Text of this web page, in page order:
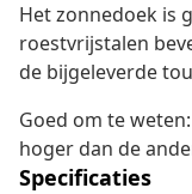
Het zonnedoek is
roestvrijstalen
de bijgeleverde
Goed om te
hoger dan de
Specificaties